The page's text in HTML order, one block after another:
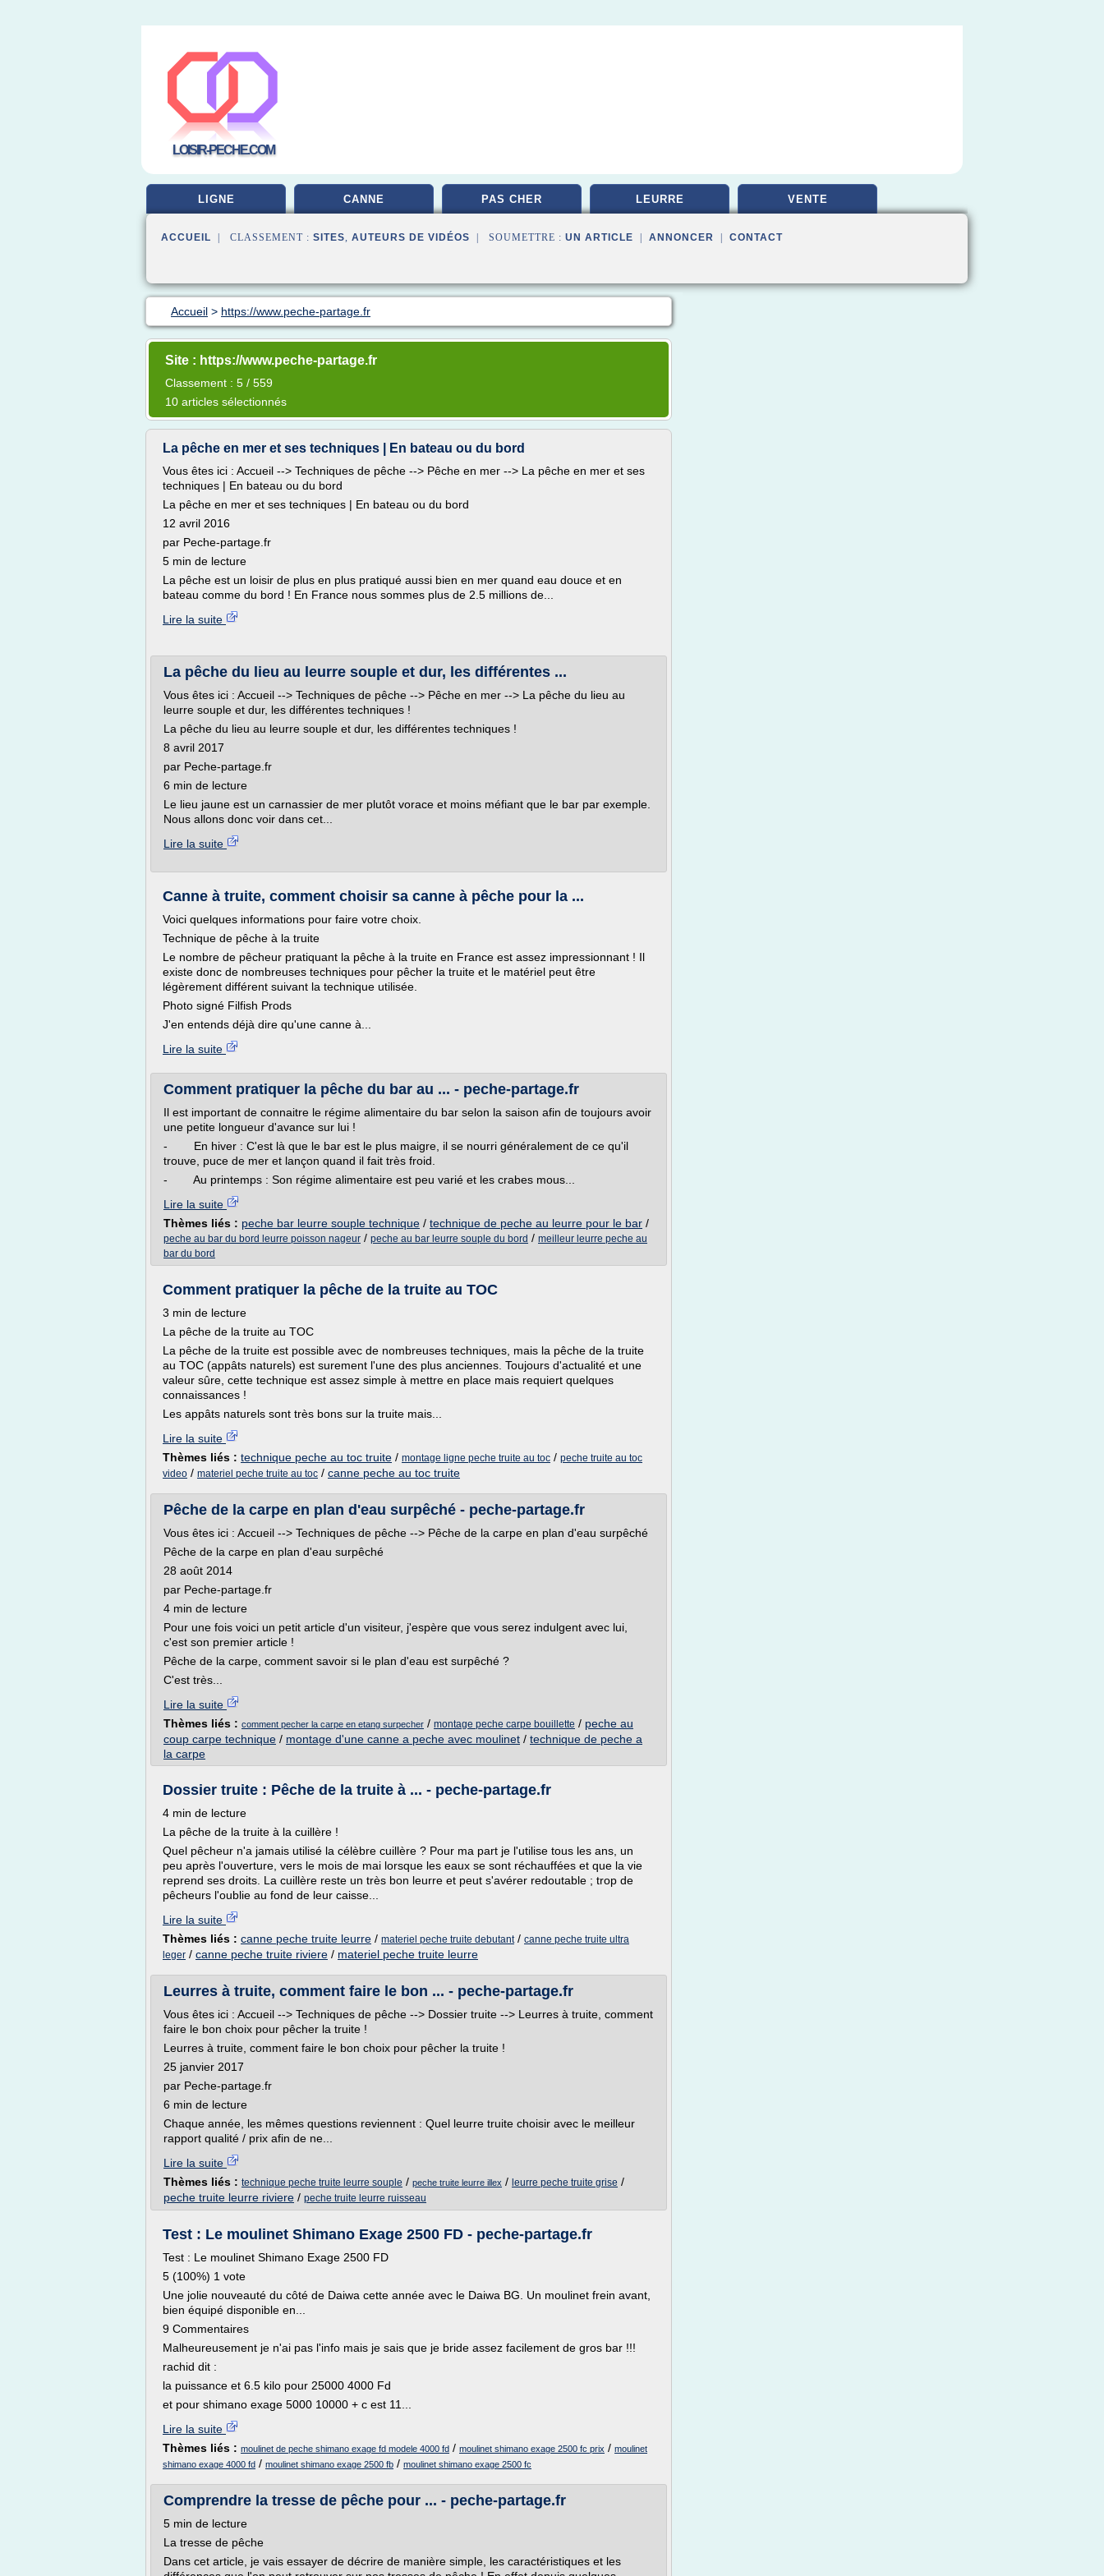
LOISIR-PECHE.COM
LIGNE CANNE PAS CHER LEURRE VENTE
ACCUEIL | CLASSEMENT : SITES, AUTEURS DE VIDÉOS | SOUMETTRE : UN ARTICLE ANNONCER CONTACT
Accueil > https://www.peche-partage.fr
Site : https://www.peche-partage.fr
Classement : 5 / 559
10 articles sélectionnés
La pêche en mer et ses techniques | En bateau ou du bord
Vous êtes ici : Accueil --> Techniques de pêche --> Pêche en mer --> La pêche en mer et ses
techniques | En bateau ou du bord
La pêche en mer et ses techniques | En bateau ou du bord
12 avril 2016
par Peche-partage.fr
5 min de lecture
La pêche est un loisir de plus en plus pratiqué aussi bien en mer quand eau douce et en
bateau comme du bord ! En France nous sommes plus de 2.5 millions de...
Lire la suite
La pêche du lieu au leurre souple et dur, les différentes ...
Vous êtes ici : Accueil --> Techniques de pêche --> Pêche en mer --> La pêche du lieu au
leurre souple et dur, les différentes techniques !
La pêche du lieu au leurre souple et dur, les différentes techniques !
8 avril 2017
par Peche-partage.fr
6 min de lecture
Le lieu jaune est un carnassier de mer plutôt vorace et moins méfiant que le bar par exemple.
Nous allons donc voir dans cet...
Lire la suite
Canne à truite, comment choisir sa canne à pêche pour la ...
Voici quelques informations pour faire votre choix.
Technique de pêche à la truite
Le nombre de pêcheur pratiquant la pêche à la truite en France est assez impressionnant ! Il
existe donc de nombreuses techniques pour pêcher la truite et le matériel peut être
légèrement différent suivant la technique utilisée.
Photo signé Filfish Prods
J'en entends déjà dire qu'une canne à...
Lire la suite
Comment pratiquer la pêche du bar au ... - peche-partage.fr
Il est important de connaitre le régime alimentaire du bar selon la saison afin de toujours avoir
une petite longueur d'avance sur lui !
- En hiver : C'est là que le bar est le plus maigre, il se nourri généralement de ce qu'il
trouve, puce de mer et lançon quand il fait très froid.
- Au printemps : Son régime alimentaire est peu varié et les crabes mous...
Lire la suite
Thèmes liés : peche bar leurre souple technique / technique de peche au leurre pour le bar /
peche au bar du bord leurre poisson nageur / peche au bar leurre souple du bord / meilleur leurre peche au
bar du bord
Comment pratiquer la pêche de la truite au TOC
3 min de lecture
La pêche de la truite au TOC
La pêche de la truite est possible avec de nombreuses techniques, mais la pêche de la truite
au TOC (appâts naturels) est surement l'une des plus anciennes. Toujours d'actualité et une
valeur sûre, cette technique est assez simple à mettre en place mais requiert quelques
connaissances !
Les appâts naturels sont très bons sur la truite mais...
Lire la suite
Thèmes liés : technique peche au toc truite / montage ligne peche truite au toc / peche truite au toc
video / materiel peche truite au toc / canne peche au toc truite
Pêche de la carpe en plan d'eau surpêché - peche-partage.fr
Vous êtes ici : Accueil --> Techniques de pêche --> Pêche de la carpe en plan d'eau surpêché
Pêche de la carpe en plan d'eau surpêché
28 août 2014
par Peche-partage.fr
4 min de lecture
Pour une fois voici un petit article d'un visiteur, j'espère que vous serez indulgent avec lui,
c'est son premier article !
Pêche de la carpe, comment savoir si le plan d'eau est surpêché ?
C'est très...
Lire la suite
Thèmes liés : comment pecher la carpe en etang surpecher / montage peche carpe bouillette / peche au
coup carpe technique / montage d'une canne a peche avec moulinet / technique de peche a
la carpe
Dossier truite : Pêche de la truite à ... - peche-partage.fr
4 min de lecture
La pêche de la truite à la cuillère !
Quel pêcheur n'a jamais utilisé la célèbre cuillère ? Pour ma part je l'utilise tous les ans, un
peu après l'ouverture, vers le mois de mai lorsque les eaux se sont réchauffées et que la vie
reprend ses droits. La cuillère reste un très bon leurre et peut s'avérer redoutable ; trop de
pêcheurs l'oublie au fond de leur caisse...
Lire la suite
Thèmes liés : canne peche truite leurre / materiel peche truite debutant/ canne peche truite ultra
leger / canne peche truite riviere / materiel peche truite leurre
Leurres à truite, comment faire le bon ... - peche-partage.fr
Vous êtes ici : Accueil --> Techniques de pêche --> Dossier truite --> Leurres à truite, comment
faire le bon choix pour pêcher la truite !
Leurres à truite, comment faire le bon choix pour pêcher la truite !
25 janvier 2017
par Peche-partage.fr
6 min de lecture
Chaque année, les mêmes questions reviennent : Quel leurre truite choisir avec le meilleur
rapport qualité / prix afin de ne...
Lire la suite
Thèmes liés : technique peche truite leurre souple / peche truite leurre illex / leurre peche truite grise /
peche truite leurre riviere / peche truite leurre ruisseau
Test : Le moulinet Shimano Exage 2500 FD - peche-partage.fr
Test : Le moulinet Shimano Exage 2500 FD
5 (100%) 1 vote
Une jolie nouveauté du côté de Daiwa cette année avec le Daiwa BG. Un moulinet frein avant,
bien équipé disponible en...
9 Commentaires
Malheureusement je n'ai pas l'info mais je sais que je bride assez facilement de gros bar !!!
rachid dit :
la puissance et 6.5 kilo pour 25000 4000 Fd
et pour shimano exage 5000 10000 + c est 11...
Lire la suite
Thèmes liés : moulinet de peche shimano exage fd modele 4000 fd / moulinet shimano exage 2500 fc prix / moulinet
shimano exage 4000 fd / moulinet shimano exage 2500 fb / moulinet shimano exage 2500 fc
Comprendre la tresse de pêche pour ... - peche-partage.fr
5 min de lecture
La tresse de pêche
Dans cet article, je vais essayer de décrire de manière simple, les caractéristiques et les